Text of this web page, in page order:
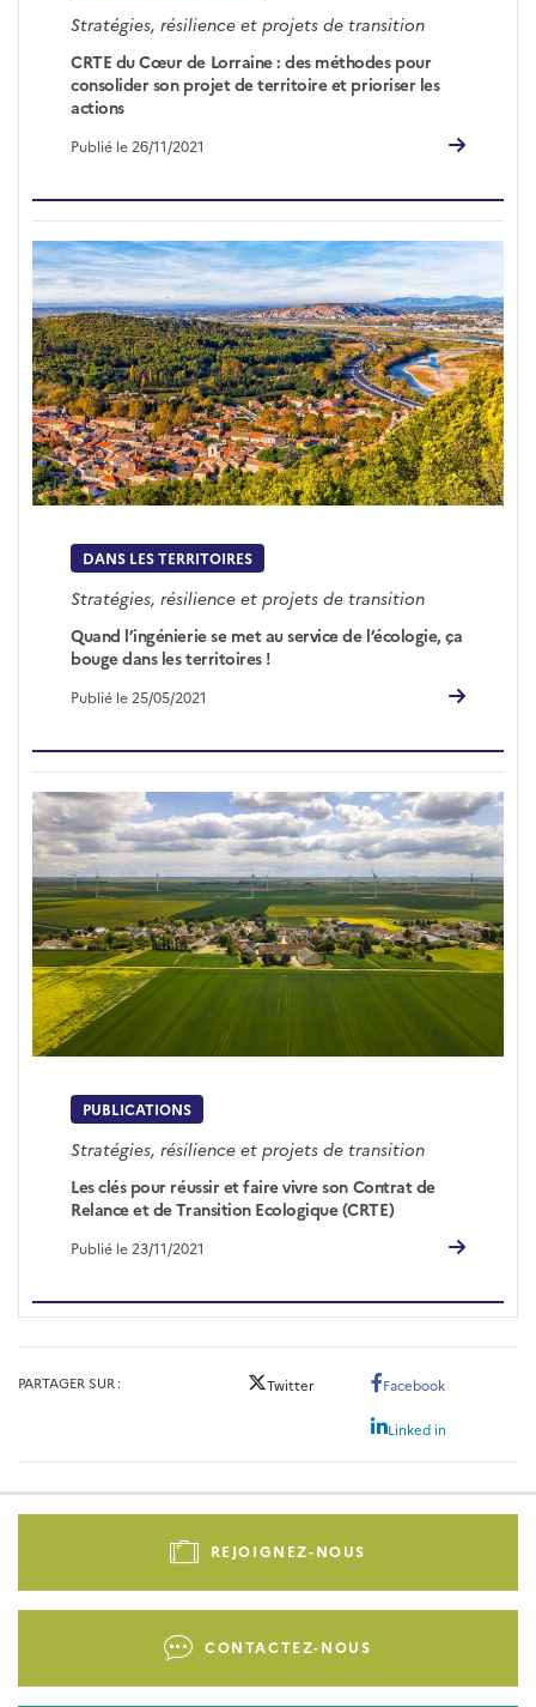
Stratégies, résilience et projets de transition
CRTE du Cœur de Lorraine : des méthodes pour
consolider son projet de territoire et prioriser les
actions
Publié le 26/11/2021
DANS LES TERRITOIRES
Stratégies, résilience et projets de transition
Quand l’ingénierie se met au service de l’écologie, ça
bouge dans les territoires !
Publié le 25/05/2021
PUBLICATIONS
Stratégies, résilience et projets de transition
Les clés pour réussir et faire vivre son Contrat de
Relance et de Transition Ecologique (CRTE)
Publié le 23/11/2021
PARTAGER SUR Twitter Facebook
Linked in
Pied
-
REJOIGNEZ-NOUS
CONTACTEZ-NOUS